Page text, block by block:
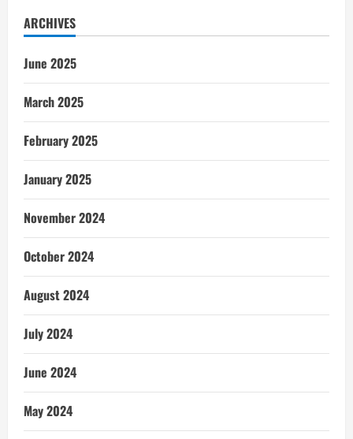
ARCHIVES
June 2025
March 2025
February 2025
January 2025
November 2024
October 2024
August 2024
July 2024
June 2024
May 2024